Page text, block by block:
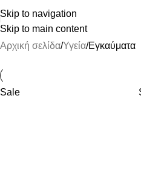
Skip to navigation
Skip to main content
ΔΩΡΕΑΝ
Αρχική σελίδα Υγεία Εγκαύματα
Sale